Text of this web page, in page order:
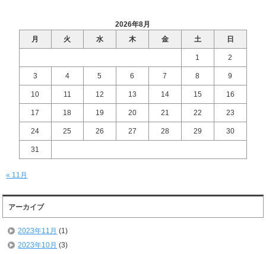
2026年8月
月
火 水 木 金 土 日
1 2
3 4 5 6 7 8 9
10 11 12 13 14 15 16
17 18 19 20 21 22 23
24 25 26 27 28 29 30
31
« 11月
アーカイブ
2023年11月 (1)
2023年10月 (3)